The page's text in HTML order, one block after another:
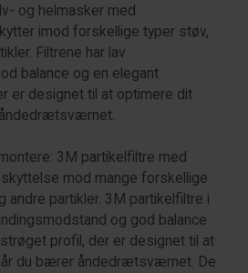
og helmasker med
imod forskellige typer støv,
Filtrene har lav
balance og en elegant
er designet til at optimere dit
3M partikelfiltre med
mod mange forskellige
andre partikler. 3M partikelfiltre i
og god balance
profil, der er designet til at
du bærer åndedrætsværnet. De